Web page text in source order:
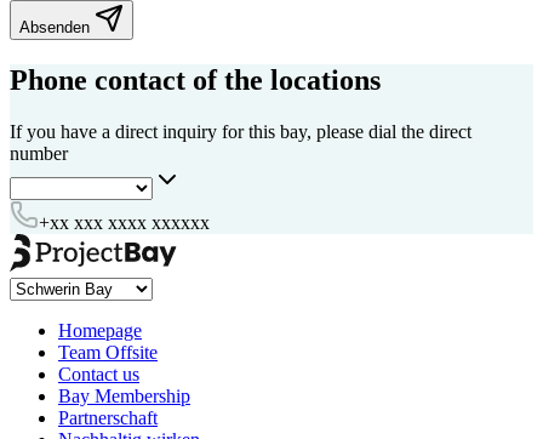
Absenden
Phone contact of the locations
If you have a direct inquiry for this bay, please dial the direct
number
+xx xxx xxxx xxxxxx
Homepage
Team Offsite
Contact us
Bay Membership
Partnerschaft